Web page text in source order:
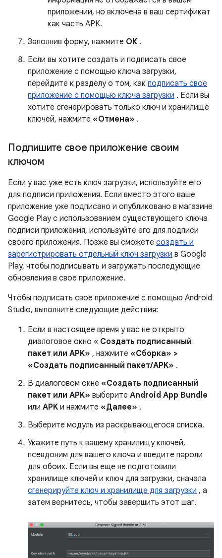
приложении, но включена в ваш сертификат
как часть APK.
Заполнив форму, нажмите ОК .
Если вы хотите создать и подписать свое
приложение с помощью ключа загрузки,
перейдите к разделу о том, как подписать свое
приложение с помощью ключа загрузки . Если вы
хотите сгенерировать только ключ и хранилище
ключей, нажмите «Отмена» .
Подпишите свое приложение своим
ключом
Если у вас уже есть ключ загрузки, используйте его
для подписи приложения. Если вместо этого ваше
приложение уже подписано и опубликовано в магазине
Google Play с использованием существующего ключа
подписи приложения, используйте его для подписи
своего приложения. Позже вы сможете создать и
зарегистрировать отдельный ключ загрузки в Google
Play, чтобы подписывать и загружать последующие
обновления в свое приложение.
Чтобы подписать свое приложение с помощью Android
Studio, выполните следующие действия:
Если в настоящее время у вас не открыто
диалоговое окно « Создать подписанный
пакет или APK» , нажмите «Сборка» >
«Создать подписанный пакет/APK» .
В диалоговом окне «Создать подписанный
пакет или APK» выберите Android App Bundle
или APK и нажмите «Далее» .
Выберите модуль из раскрывающегося списка.
Укажите путь к вашему хранилищу ключей,
псевдоним для вашего ключа и введите пароли
для обоих. Если вы еще не подготовили
хранилище ключей и ключ для загрузки, сначала
сгенерируйте ключ и хранилище для загрузки , а
затем вернитесь, чтобы завершить этот шаг.